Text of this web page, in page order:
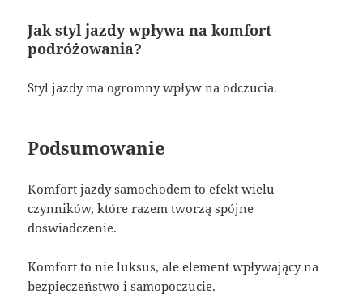
Jak styl jazdy wpływa na komfort
podróżowania?
Styl jazdy ma ogromny wpływ na odczucia.
Podsumowanie
Komfort jazdy samochodem to efekt wielu
czynników, które razem tworzą spójne
doświadczenie.
Komfort to nie luksus, ale element wpływający na
bezpieczeństwo i samopoczucie.